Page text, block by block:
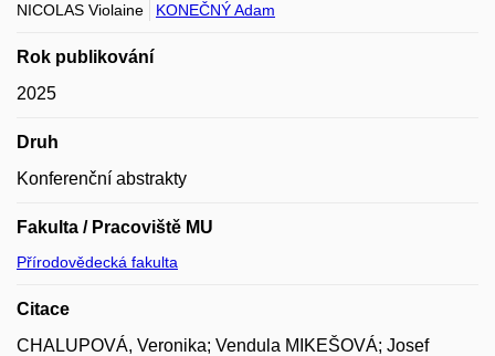
NICOLAS Violaine
KONEČNÝ Adam
Rok publikování
2025
Druh
Konferenční abstrakty
Fakulta / Pracoviště MU
Přírodovědecká fakulta
Citace
CHALUPOVÁ, Veronika; Vendula MIKEŠOVÁ; Josef